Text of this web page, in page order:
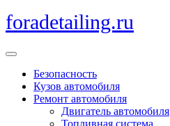
Перейти
к
foradetailing.ru
Кнопка
ОткрытьБезопасность
Кузов автомобиля
Ремонт автомобиля
Двигатель автомобиля
Топливная система